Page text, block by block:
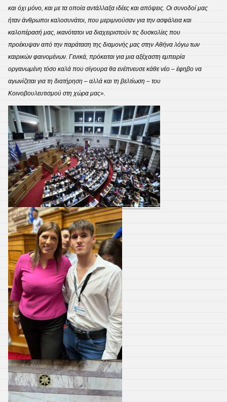
και όχι μόνο, και με τα οποία αντάλλαξα ιδέες και απόψεις. Οι συνοδοί μας
ήταν άνθρωποι καλοσυνάτοι, που μεριμνούσαν για την ασφάλεια και
καλοπέρασή μας, ικανότατοι να διαχειριστούν τις δυσκολίες που
προέκυψαν από την παράταση της διαμονής μας στην Αθήνα λόγω των
καιρικών φαινομένων. Γενικά, πρόκειται για μια αξέχαστη εμπειρία
οργανωμένη τόσο καλά που σίγουρα θα ενέπνευσε κάθε νέο – έφηβο να
αγωνίζεται για τη διατήρηση – αλλά και τη βελτίωση – του
Κοινοβουλευτισμού στη χώρα μας».